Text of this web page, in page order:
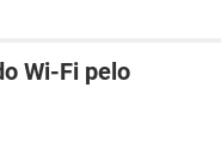
Wi-Fi pelo